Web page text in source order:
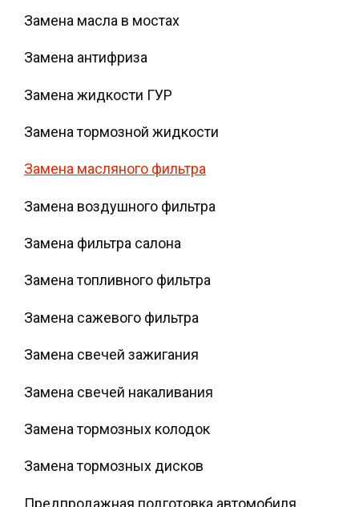
Замена масла в мостах
Замена антифриза
Замена жидкости ГУР
Замена тормозной жидкости
Замена масляного фильтра
Замена воздушного фильтра
Замена фильтра салона
Замена топливного фильтра
Замена сажевого фильтра
Замена свечей зажигания
Замена свечей накаливания
Замена тормозных колодок
Замена тормозных дисков
Предпродажная подготовка автомобиля